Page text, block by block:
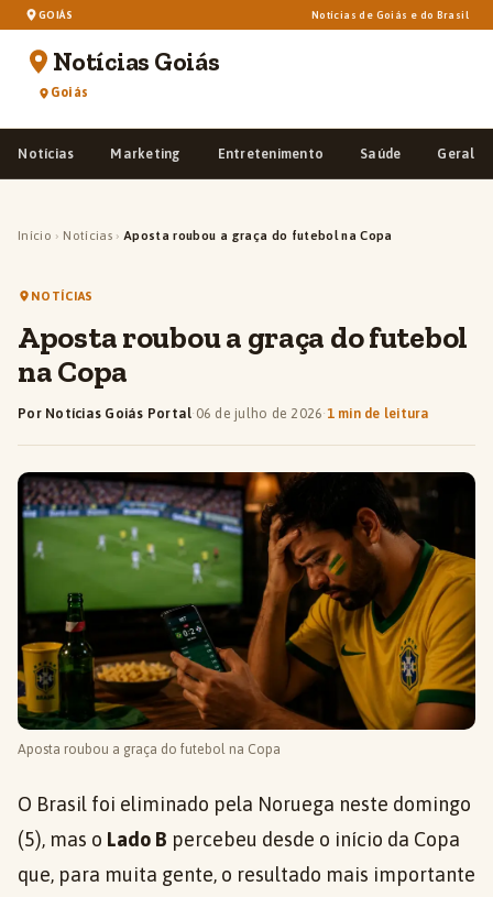
GOIÁS Notícias de Goiás e do Brasil
Notícias Goiás
Goiás
Notícias Marketing Entretenimento Saúde Geral
Início › Notícias › Aposta roubou a graça do futebol na Copa
NOTÍCIAS
Aposta roubou a graça do futebol
na Copa
Por Notícias Goiás Portal· 06 de julho de 2026·1 min de leitura
Aposta roubou a graça do futebol na Copa
O Brasil foi eliminado pela Noruega neste domingo
(5), mas o Lado B percebeu desde o início da Copa
que, para muita gente, o resultado mais importante